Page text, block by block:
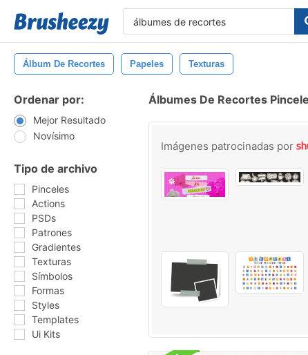
Álbum De Recortes Papeles Texturas
Ordenar por:
Mejor Resultado
Novísimo
Tipo de archivo
Pinceles
Actions
PSDs
Patrones
Gradientes
Texturas
Símbolos
Formas
Styles
Templates
Ui Kits
Álbumes De Recortes
Imágenes patrocinadas por